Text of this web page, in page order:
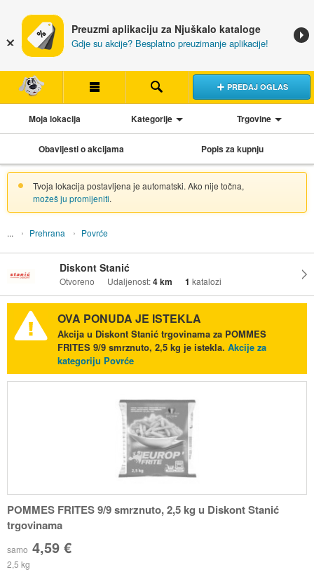
Preuzmi aplikaciju za Njuškalo kataloge
Gdje su akcije? Besplatno preuzimanje aplikacije!
PREDAJ OGLAS
Moja lokacija Kategorije Trgovine
Obavijesti o akcijama Popis za kupnju
Tvoja lokacija postavljena je automatski. Ako nije točna,
možeš ju promijeniti.
Prehrana Povrće
Diskont Stanić
Otvoreno Udaljenost:4 km 1 katalozi
OVA PONUDA JE ISTEKLA
Akcija u Diskont Stanić trgovinama za POMMES
FRITES 9/9 smrznuto, 2,5 kg je istekla. Akcije za
kategoriju Povrće
POMMES FRITES 9/9 smrznuto, 2,5 kg u Diskont Stanić
trgovinama
samo 4,59 €
2,5 kg